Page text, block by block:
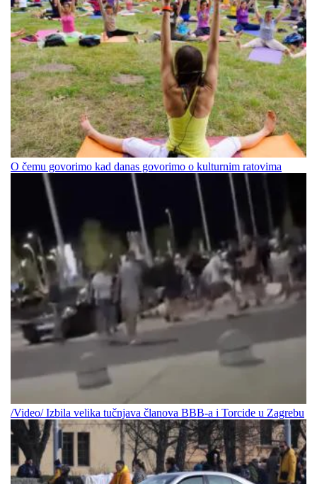
O čemu govorimo kad danas govorimo o kulturnim ratovima
/Video/ Izbila velika tučnjava članova BBB-a i Torcide u Zagrebu